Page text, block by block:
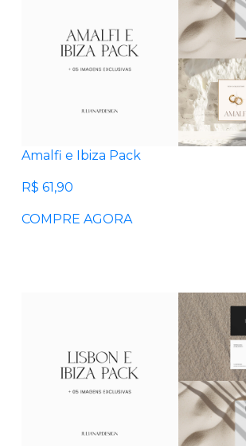
Amalfi e Ibiza Pack
R$ 61,90
COMPRE AGORA
É